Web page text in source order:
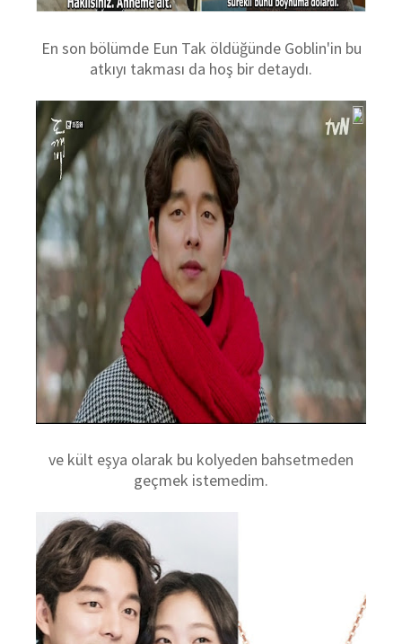
En son bölümde Eun Tak öldüğünde Goblin'in bu
atkıyı takması da hoş bir detaydı.
ve kült eşya olarak bu kolyeden bahsetmeden
geçmek istemedim.